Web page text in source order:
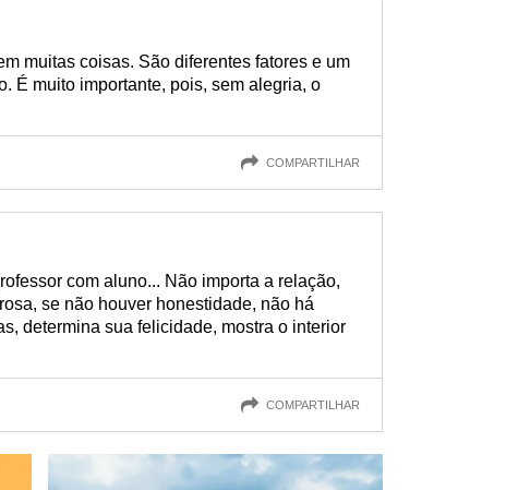
muitas coisas. São diferentes fatores e um
É muito importante, pois, sem alegria, o
COMPARTILHAR
com aluno... Não importa a relação,
se não houver honestidade, não há
determina sua felicidade, mostra o interior
COMPARTILHAR